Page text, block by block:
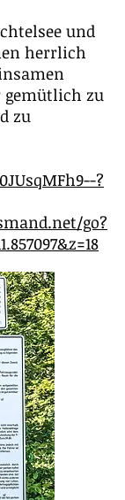
und
herrlich
gemütlich zu
zu
?
go?